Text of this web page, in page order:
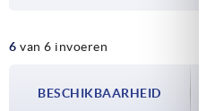
300
6 van 6 invoeren
BESCHIKBAARHEID